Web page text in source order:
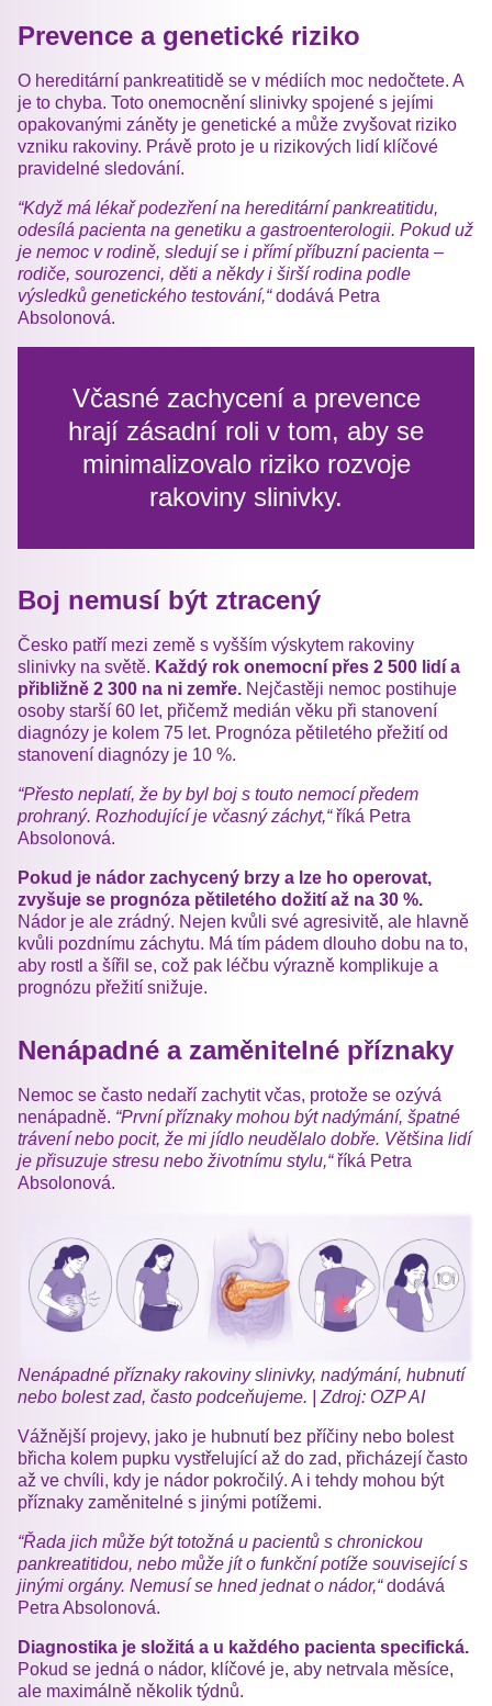
Prevence a genetické riziko
O hereditární pankreatitidě se v médiích moc nedočtete. A
je to chyba. Toto onemocnění slinivky spojené s jejími
opakovanými záněty je genetické a může zvyšovat riziko
vzniku rakoviny. Právě proto je u rizikových lidí klíčové
pravidelné sledování.
“Když má lékař podezření na hereditární pankreatitidu,
odesílá pacienta na genetiku a gastroenterologii. Pokud už
je nemoc v rodině, sledují se i přímí příbuzní pacienta –
rodiče, sourozenci, děti a někdy i širší rodina podle
výsledků genetického testování,“dodává Petra
Absolonová.
Včasné zachycení a prevence
hrají zásadní roli v tom, aby se
minimalizovalo riziko rozvoje
rakoviny slinivky.
Boj nemusí být ztracený
Česko patří mezi země s vyšším výskytem rakoviny
slinivky na světě. Každý rok onemocní přes 2 500 lidí a
přibližně 2 300 na ni zemře. Nejčastěji nemoc postihuje
osoby starší 60 let, přičemž medián věku při stanovení
diagnózy je kolem 75 let. Prognóza pětiletého přežití od
stanovení diagnózy je 10 %.
“Přesto neplatí, že by byl boj s touto nemocí předem
prohraný. Rozhodující je včasný záchyt,“říká Petra
Absolonová.
Pokud je nádor zachycený brzy a lze ho operovat,
zvyšuje se prognóza pětiletého dožití až na 30 %.
Nádor je ale zrádný. Nejen kvůli své agresivitě, ale hlavně
kvůli pozdnímu záchytu. Má tím pádem dlouho dobu na to,
aby rostl a šířil se, což pak léčbu výrazně komplikuje a
prognózu přežití snižuje.
Nenápadné a zaměnitelné příznaky
Nemoc se často nedaří zachytit včas, protože se ozývá
nenápadně. “První příznaky mohou být nadýmání, špatné
trávení nebo pocit, že mi jídlo neudělalo dobře. Většina lidí
je přisuzuje stresu nebo životnímu stylu,“říká Petra
Absolonová.
Nenápadné příznaky rakoviny slinivky, nadýmání, hubnutí
nebo bolest zad, často podceňujeme. | Zdroj: OZP AI
Vážnější projevy, jako je hubnutí bez příčiny nebo bolest
břicha kolem pupku vystřelující až do zad, přicházejí často
až ve chvíli, kdy je nádor pokročilý. A i tehdy mohou být
příznaky zaměnitelné s jinými potížemi.
“Řada jich může být totožná u pacientů s chronickou
pankreatitidou, nebo může jít o funkční potíže související s
jinými orgány. Nemusí se hned jednat o nádor,“dodává
Petra Absolonová.
Diagnostika je složitá a u každého pacienta specifická.
Pokud se jedná o nádor, klíčové je, aby netrvala měsíce,
ale maximálně několik týdnů.